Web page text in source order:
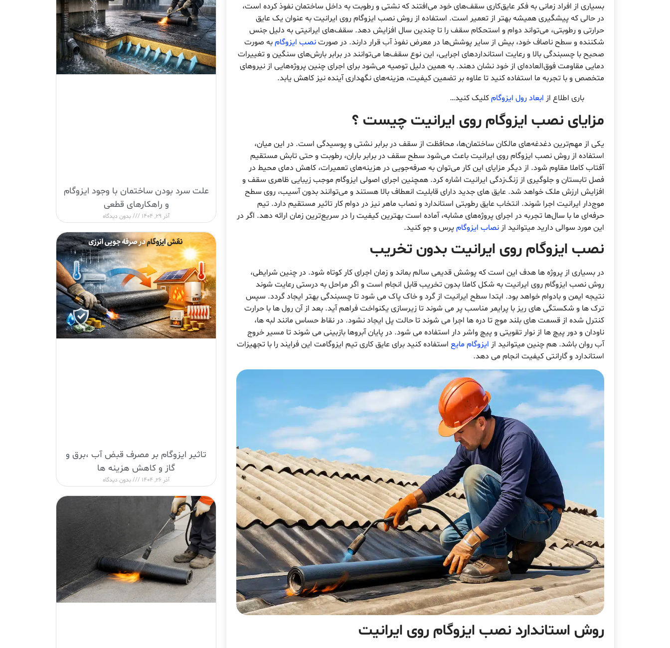
بسیاری از افراد زمانی به فکر عایق‌کاری سقف‌های خود می‌افتند که نشتی و رطوبت به داخل ساختمان نفوذ کرده است،
در حالی که پیشگیری همیشه بهتر از تعمیر است. استفاده از روش نصب ایزوگام روی ایرانیت به عنوان یک عایق
حرارتی و رطوبتی، می‌تواند دوام و استحکام سقف را تا چندین سال افزایش دهد. سقف‌های ایرانیتی به دلیل جنس
شکننده و سطح ناصاف خود، بیش از سایر پوشش‌ها در معرض نفوذ آب قرار دارند. در صورتنصب ایزوگامبه صورت
صحیح با چسبندگی بالا و رعایت استانداردهای اجرایی، این نوع سقف‌ها می‌توانند در برابر بارش‌های سنگین و تغییرات
دمایی مقاومت فوق‌العاده‌ای از خود نشان دهند. به همین دلیل توصیه می‌شود برای اجرای چنین پروژه‌هایی از نیروهای
متخصص و با تجربه ما استفاده کنید تا علاوه بر تضمین کیفیت، هزینه‌های نگهداری آینده نیز کاهش یابد.
باری اطلاع از ابعاد رول ایزوگامکلیک کنید…
مزایای نصب ایزوگام روی ایرانیت چیست ؟
یکی از مهم‌ترین دغدغه‌های مالکان ساختمان‌ها، محافظت از سقف در برابر نشتی و پوسیدگی است. در این میان،
استفاده از روش نصب ایزوگام روی ایرانیت باعث می‌شود سطح سقف در برابر باران، رطوبت و حتی تابش مستقیم
آفتاب کاملا مقاوم شود. از دیگر مزایای این کار می‌توان به صرفه‌جویی در هزینه‌های تعمیرات، کاهش دمای محیط در
فصل تابستان و جلوگیری از زنگ‌زدگی ایرانیت اشاره کرد. همچنین اجرای اصولی ایزوگام موجب زیبایی ظاهری سقف و
افزایش ارزش ملک خواهد شد. عایق های جدید دارای قابلیت انعطاف بالا هستند و می‌توانند بدون آسیب، روی سطح
موج‌دار ایرانیت اجرا شوند. انتخاب عایق رطوبتی استاندارد و نصاب ماهر نیز در دوام کار تاثیر مستقیم دارد. تیم
حرفه‌ای ما با سال‌ها تجربه در اجرای پروژه‌های مشابه، آماده است بهترین کیفیت را در سریع‌ترین زمان ارائه دهد. اگر در
این مورد سوالی دارید میتوانید از نصاب ایزوگام پرس و جو کنید.
نصب ایزوگام روی ایرانیت بدون تخریب
در بسیاری از پروژه ها هدف این است که پوشش قدیمی سالم بماند و زمان اجرای کار کوتاه شود. در چنین شرایطی،
روش نصب ایزوگام روی ایرانیت به شکل کاملا بدون تخریب قابل انجام است و اگر مراحل به درستی رعایت شوند
نتیجه ایمن و بادوام خواهد بود. ابتدا سطح ایرانیت از گرد و خاک پاک می شود تا چسبندگی بهتر ایجاد گردد. سپس
ترک ها و شکستگی های ریز با پرایمر مناسب پر می شوند تا زیرسازی یکنواخت فراهم آید. بعد از آن رول ها با حرارت
کنترل شده از قسمت های بلند موج تا دره ها اجرا می شوند تا حالت پل ایجاد نشود. در نقاط حساس مانند لبه ها،
ناودان و دور پیچ ها از نوار تقویتی و پیچ واشر دار استفاده می شود. در پایان آبروها بازبینی می شوند تا مسیر خروج
آب روان باشد. هم چنین میتوانید از ایزوگام مایع استفاده کنید برای عایق کاری تیم ایزوگامت این فرایند را با تجهیزات
استاندارد و گارانتی کیفیت انجام می دهد.
روش استاندارد نصب ایزوگام روی ایرانیت
علت سرد بودن ساختمان با وجود ایزوگام
و راهکارهای قطعی
آذر 29, 1404 بدون دیدگاه
تاثیر ایزوگام بر مصرف قبض آب ،برق و
گاز و کاهش هزینه ها
آذر 26, 1404 بدون دیدگاه